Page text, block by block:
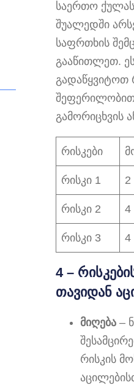
საერთო ქულას
შუალედში
საფრთხის
გააწითლეთ.
გადაწყვიტოთ
შეფერილობით
გამორიცხვის
რისკები
რისკი 1 2
რისკი 2 4
რისკი 3 4
4 –
თავიდან
მიღება–
რისკის